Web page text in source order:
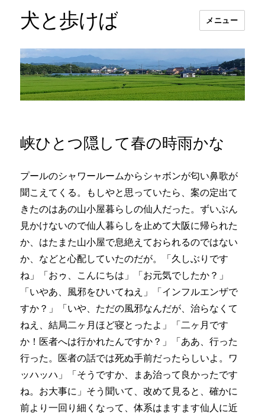
犬と歩けば メニュー
峡ひとつ隠して春の時雨かな
プールのシャワールームからシャボンが匂い鼻歌が
聞こえてくる。もしやと思っていたら、案の定出て
きたのはあの山小屋暮らしの仙人だった。ずいぶん
見かけないので仙人暮らしを止めて大阪に帰られた
か、はたまた山小屋で息絶えておられるのではない
か、などと心配していたのだが。「久しぶりです
ね」「おゥ、こんにちは」「お元気でしたか？」
「いやあ、風邪をひいてねえ」「インフルエンザで
すか？」「いや、ただの風邪なんだが、治らなくて
ねえ、結局二ヶ月ほど寝とったよ」「二ヶ月です
か！医者へは行かれたんですか？」「ああ、行った
行った。医者の話では死ぬ手前だったらしいよ。ワ
ッハッハ」「そうですか、まあ治って良かったです
ね。お大事に」そう聞いて、改めて見ると、確かに
前より一回り細くなって、体系はますます仙人に近